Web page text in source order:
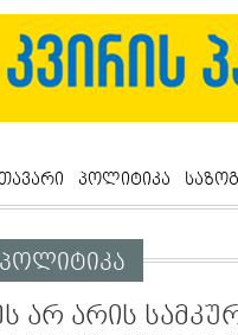
პოლიტიკა
პოლიტიკა
არ არის